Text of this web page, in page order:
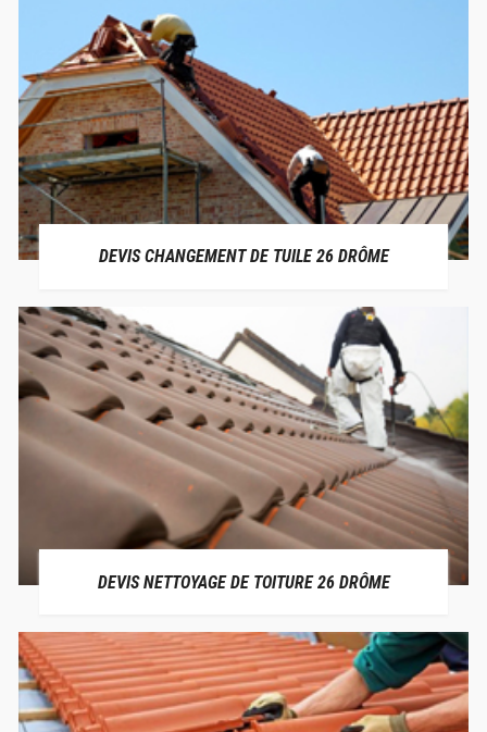
DEVIS CHANGEMENT DE TUILE 26 DRÔME
DEVIS NETTOYAGE DE TOITURE 26 DRÔME